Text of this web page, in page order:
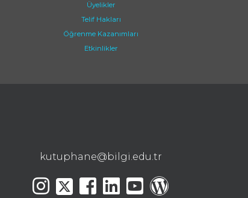
Üyelikler
Telif Hakları
Öğrenme Kazanımları
Etkinlikler
kutuphane@bilgi.edu.tr